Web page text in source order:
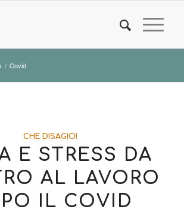
/ Covid
CHE DISAGIO!
E STRESS DA
AL LAVORO
IL COVID